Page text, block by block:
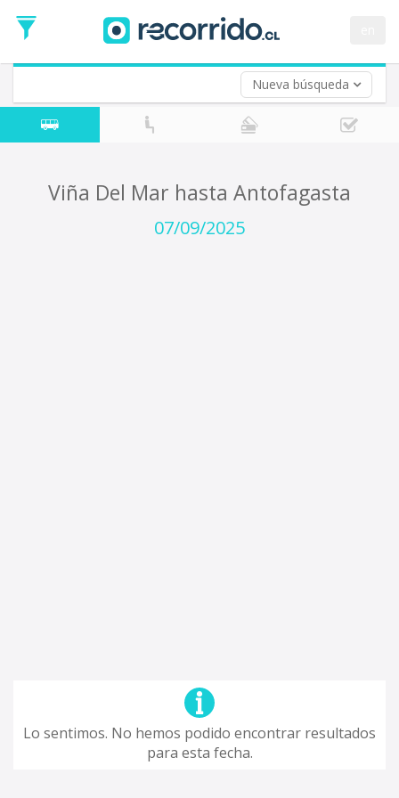
Nueva búsqueda
de
Ida
Vuelta (opcional)
Fecha
de
Viña Del Mar hasta Antofagasta
07/09/2025
Lo sentimos. No hemos podido encontrar resultados
para esta fecha.